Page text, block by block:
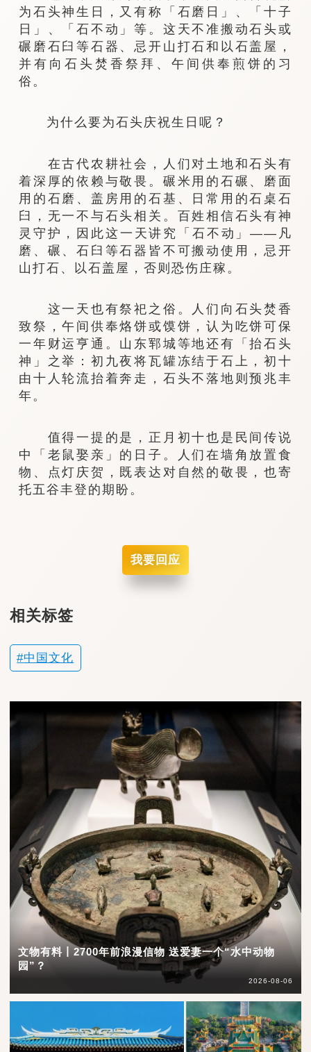
为石头神生日，又有称「石磨日」、「十子
日」、「石不动」等。这天不准搬动石头或
碾磨石臼等石器、忌开山打石和以石盖屋，
并有向石头焚香祭拜、午间供奉煎饼的习
俗。
为什么要为石头庆祝生日呢？
在古代农耕社会，人们对土地和石头有
着深厚的依赖与敬畏。碾米用的石碾、磨面
用的石磨、盖房用的石基、日常用的石桌石
臼，无一不与石头相关。百姓相信石头有神
灵守护，因此这一天讲究「石不动」——凡
磨、碾、石臼等石器皆不可搬动使用，忌开
山打石、以石盖屋，否则恐伤庄稼。
这一天也有祭祀之俗。人们向石头焚香
致祭，午间供奉烙饼或馍饼，认为吃饼可保
一年财运亨通。山东郓城等地还有「抬石头
神」之举：初九夜将瓦罐冻结于石上，初十
由十人轮流抬着奔走，石头不落地则预兆丰
年。
值得一提的是，正月初十也是民间传说
中「老鼠娶亲」的日子。人们在墙角放置食
物、点灯庆贺，既表达对自然的敬畏，也寄
托五谷丰登的期盼。
我要回应
相关标签
中国文化
文物有料丨2700年前浪漫信物 送爱妻一个“水中动物
园”？
2026-08-06